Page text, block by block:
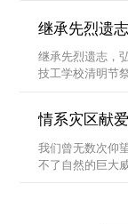
人人享有技能的
日，我校...
继承先烈遗志，
技工学校清明节
烈精神，在党支
我校于20...
我们曾无数次仰
不了自然的巨大